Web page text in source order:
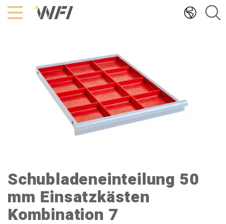
Hoppa
till
Schubladeneinteilung 50
mm Einsatzkästen
Kombination 7